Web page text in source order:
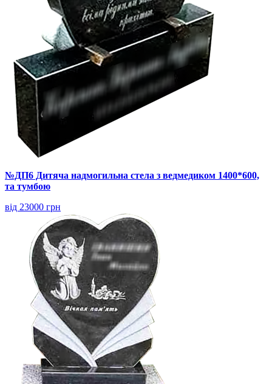
№ДП6 Дитяча надмогильна стела з ведмедиком 1400*600,
та тумбою
від 23000 грн